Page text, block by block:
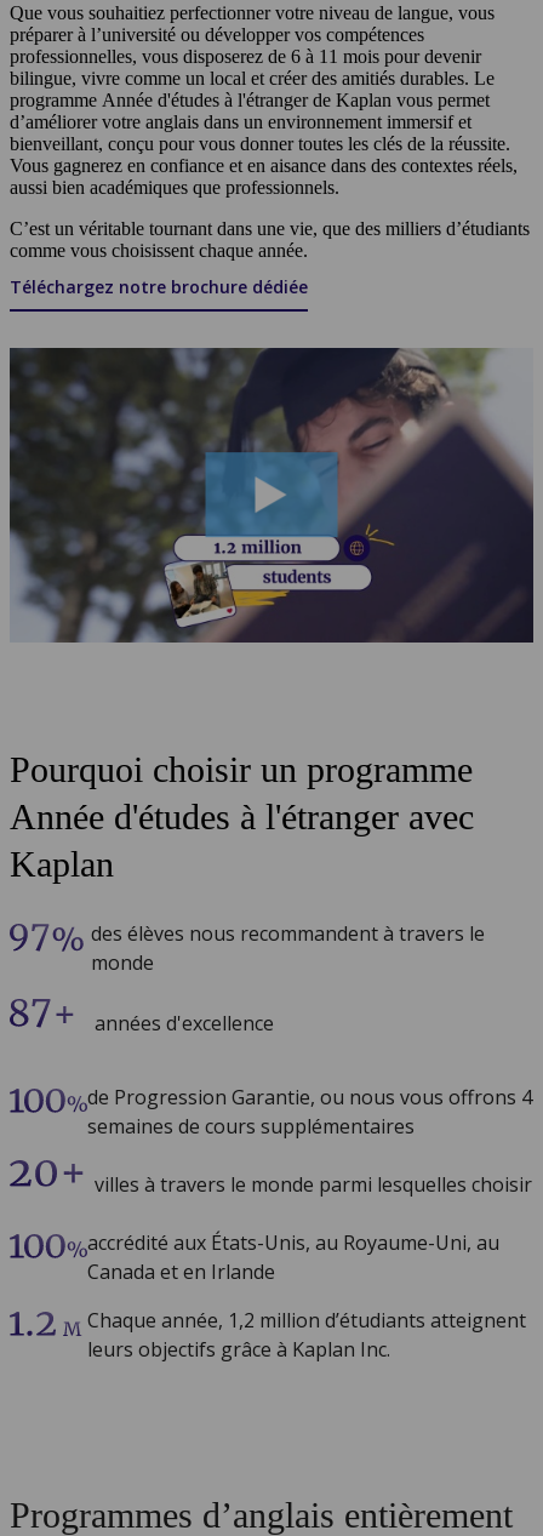
Que vous souhaitiez perfectionner votre niveau de langue, vous
préparer à l’université ou développer vos compétences
professionnelles, vous disposerez de 6 à 11 mois pour devenir
bilingue, vivre comme un local et créer des amitiés durables. Le
programme Année d'études à l'étranger de Kaplan vous permet
d’améliorer votre anglais dans un environnement immersif et
bienveillant, conçu pour vous donner toutes les clés de la réussite.
Vous gagnerez en confiance et en aisance dans des contextes réels,
aussi bien académiques que professionnels.
C’est un véritable tournant dans une vie, que des milliers d’étudiants
comme vous choisissent chaque année.
Téléchargez notre brochure dédiée
Pourquoi choisir un programme
Année d'études à l'étranger avec
Kaplan
des élèves nous recommandent à travers le
monde
années d'excellence
de Progression Garantie, ou nous vous offrons 4
semaines de cours supplémentaires
villes à travers le monde parmi lesquelles choisir
accrédité aux États-Unis, au Royaume-Uni, au
Canada et en Irlande
Chaque année, 1,2 million d’étudiants atteignent
leurs objectifs grâce à Kaplan Inc.
Programmes d’anglais entièrement